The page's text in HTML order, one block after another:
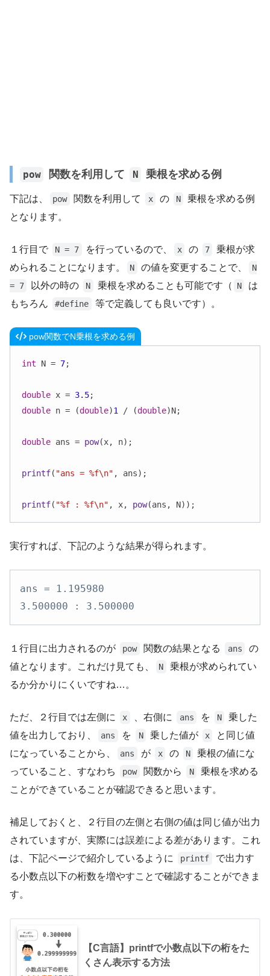
pow 関数を利用して N 乗根を求める例
下記は、 pow 関数を利用して x の N
乗根を求める例
となります。
１行目で N = 7 を行っているので、 x の 7
乗根が求
められることになります。
N の値を変更することで、
N
= 7
以外の時の N 乗根を求めることも可能です（ N
は
もちろん
#define 等で定義しても良いです）。
pow関数でN乗根を求める例
int N = 7;
double x = 3.5
double n = (double)1 / (double)N;
double ans = pow(x, n);
printf( "ans = %f\n" , ans);
printf( "%f : %f\n" , x, pow(ans, N));
実行すれば、下記のような結果が得られます。
ans = 1.195980
3.500000 : 3.500000
１行目に出力されるのが pow 関数の結果となる ans
の
値となります。これだけ見ても、
N
乗根が求められてい
るか分かりにくいですね…。
ただ、２行目では左側に x 、右側に ans を N
乗した
値を出力しており、
ans を N 乗した値が x
と同じ値
になっていることから、
ans が x の N
乗根の値にな
っていること、すなわち
pow 関数から N
乗根を求める
ことができていることが確認できると思います。
補足しておくと、２行目の左側と右側の値は同じ値が出力
されていますが、実際には誤差による差があります。これ
は、下記ページで紹介しているように
printf
で出力す
る小数点以下の桁数を増やすことで確認することができま
す。
【C言語】printfで小数点以下の桁をた
くさん表示する方法